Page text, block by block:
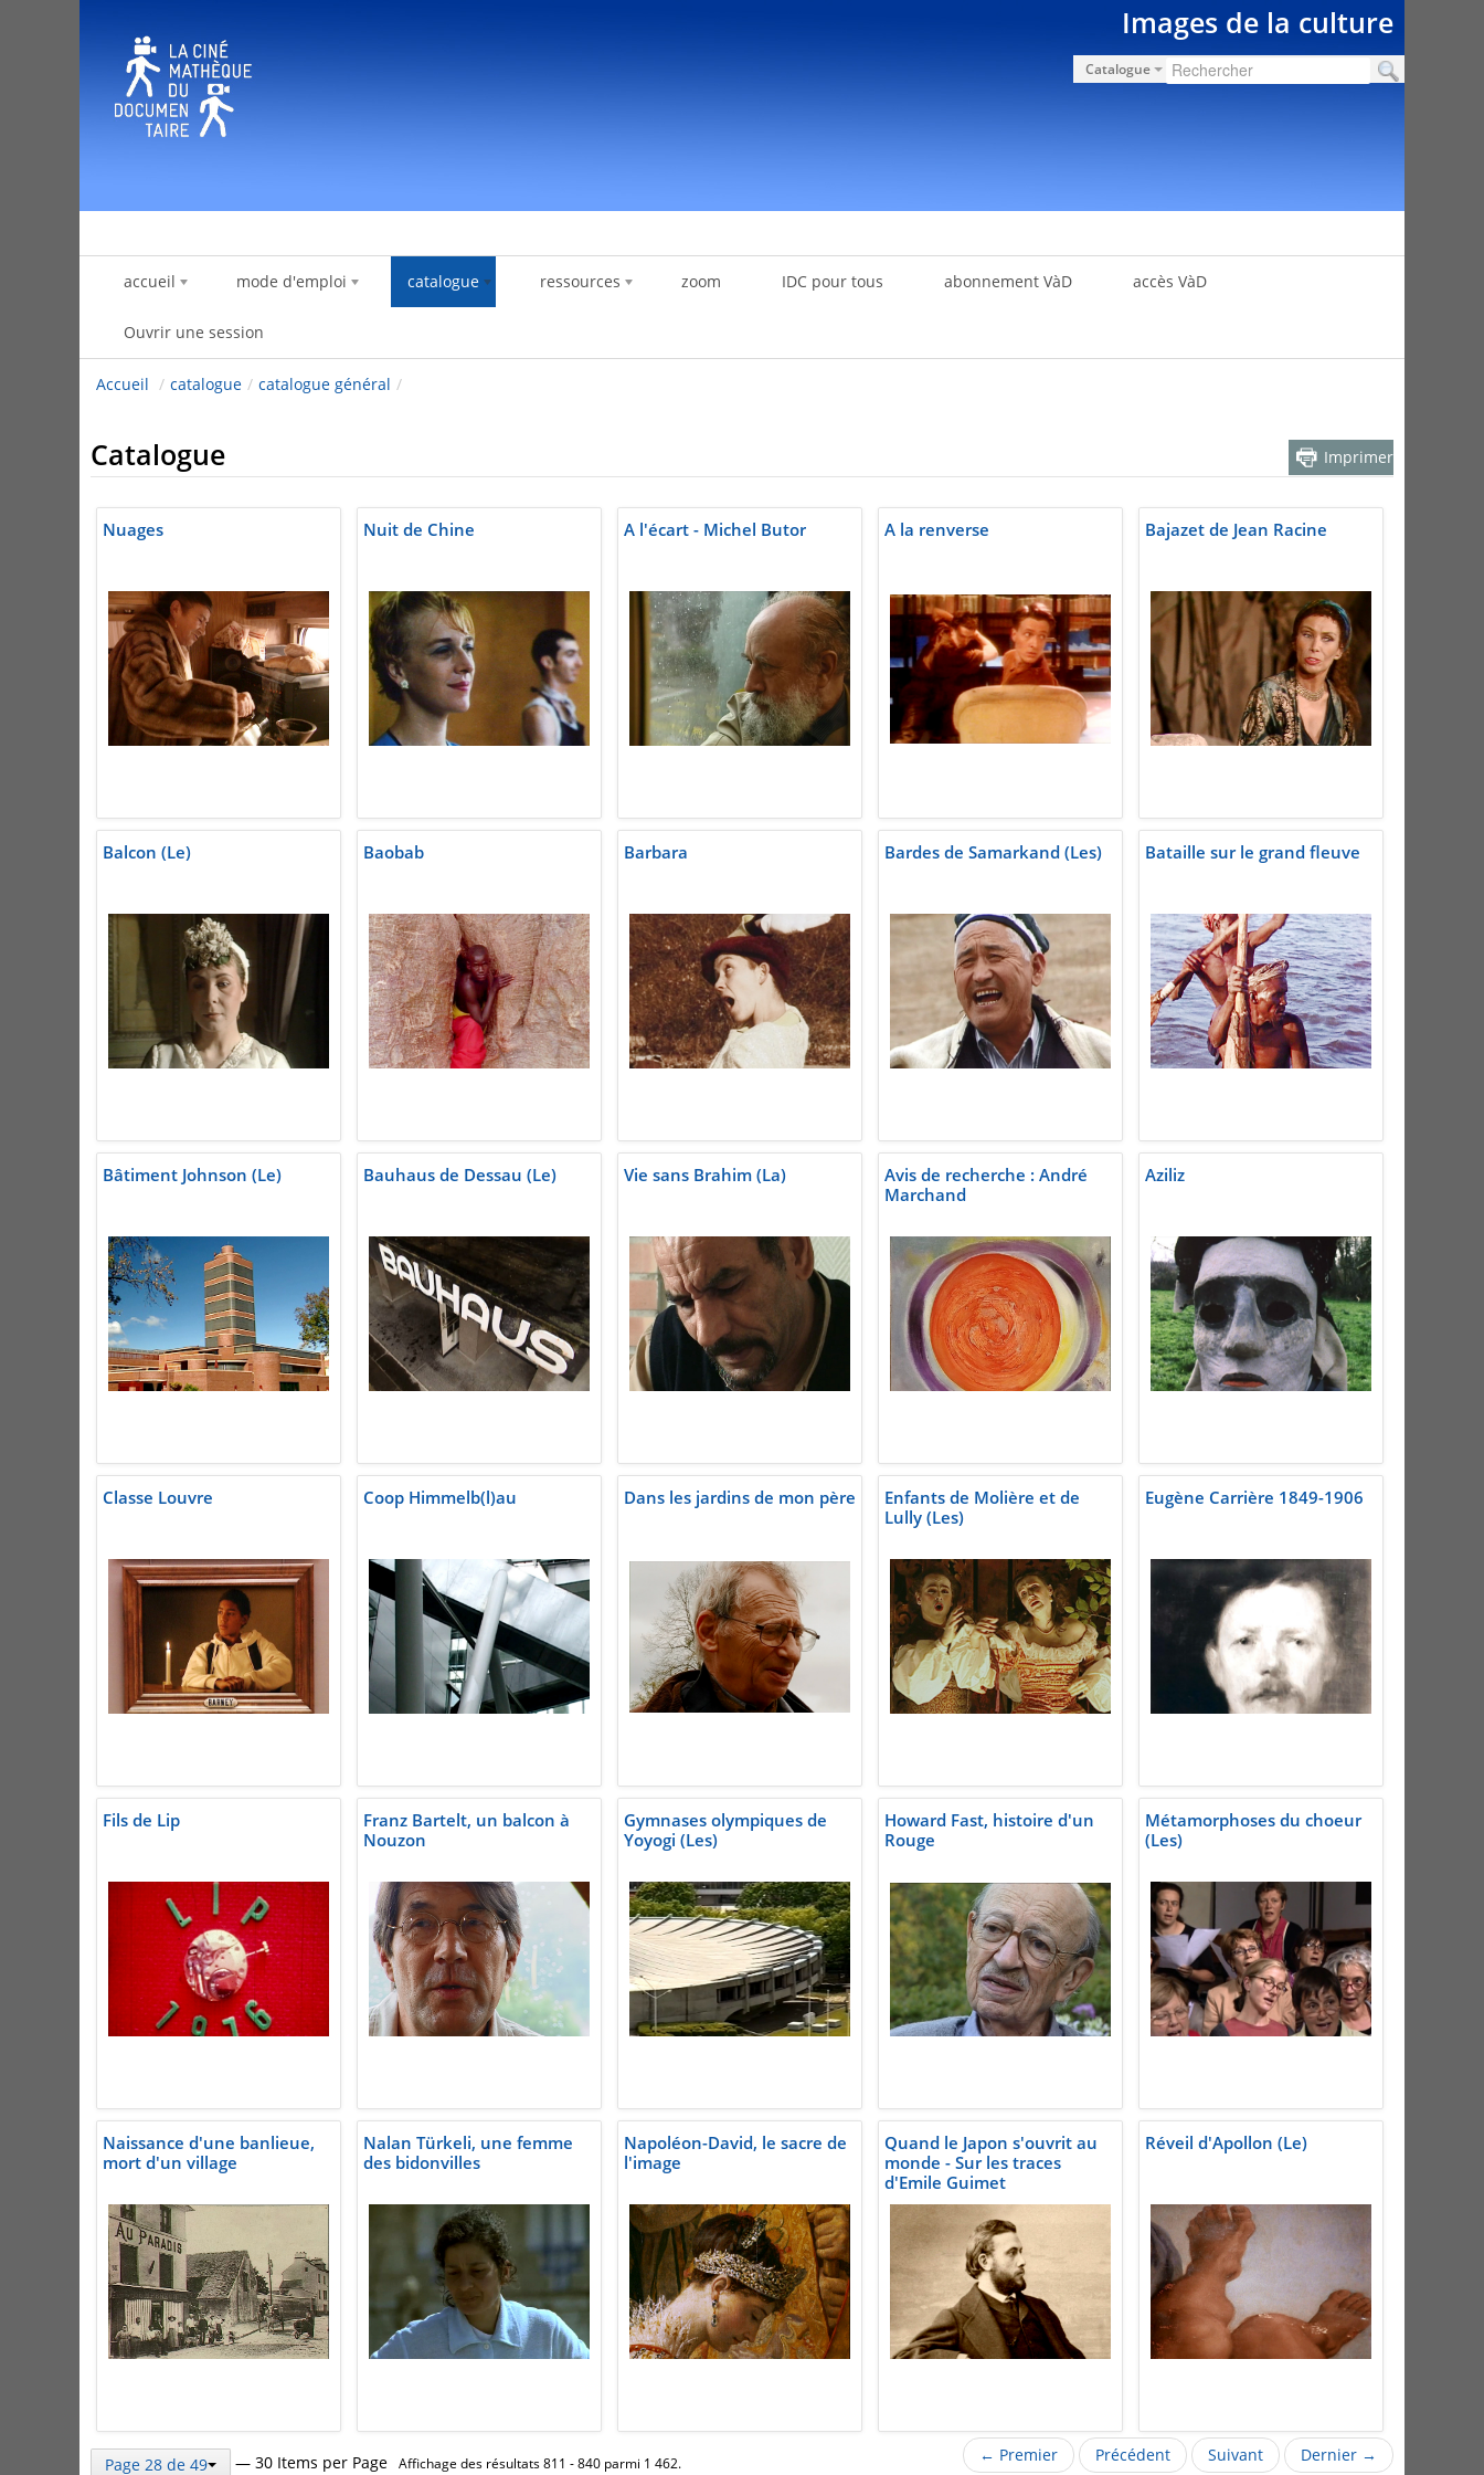
Images de la culture
Catalogue
accueil mode d'emploi catalogue ressources zoom IDC pour tous abonnement VàD accès VàD
Ouvrir une session
Accueil / catalogue / catalogue général /
Catalogue Imprimer
Nuages Nuit de Chine A l'écart - Michel Butor A la renverse Bajazet de Jean Racine
Balcon (Le) Baobab Barbara Bardes de Samarkand (Les) Bataille sur le grand fleuve
Bâtiment Johnson (Le) Bauhaus de Dessau (Le) Vie sans Brahim (La)
Avis de recherche : André
Marchand
Aziliz
Classe Louvre Coop Himmelb(l)au Dans les jardins de mon père
Enfants de Molière et de
Lully (Les)
Eugène Carrière 1849-1906
Fils de Lip
Franz Bartelt, un balcon à
Nouzon
Gymnases olympiques de
Yoyogi (Les)
Howard Fast, histoire d'un
Rouge
Métamorphoses du choeur
(Les)
Naissance d'une banlieue,
mort d'un village
Nalan Türkeli, une femme
des bidonvilles
Napoléon-David, le sacre de
l'image
Quand le Japon s'ouvrit au
monde - Sur les traces
d'Emile Guimet
Réveil d'Apollon (Le)
Page 28 de 49 — 30 Items per Page Affichage des résultats 811 - 840 parmi 1 462. ← Premier Précédent Suivant Dernier →